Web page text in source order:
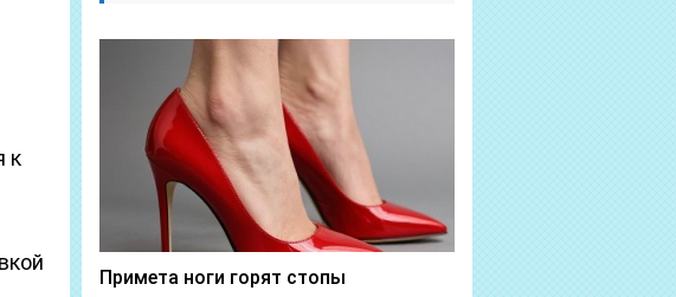
к
Примета ноги горят стопы